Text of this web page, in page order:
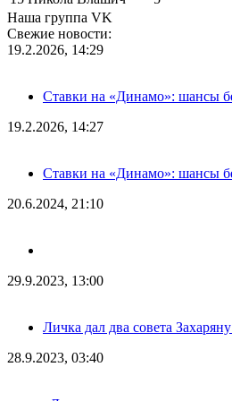
Наша группа VK
Свежие новости:
19.2.2026, 14:29
Ставки на «Динамо»: шансы
19.2.2026, 14:27
Ставки на «Динамо»: шансы
20.6.2024, 21:10
29.9.2023, 13:00
Личка дал два совета
28.9.2023, 03:40